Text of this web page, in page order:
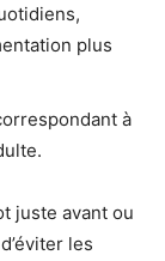
plus
à
juste avant ou
les